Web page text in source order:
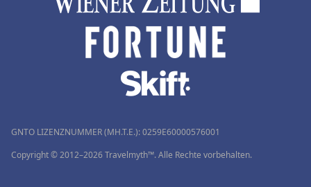
GNTO LIZENZNUMMER (MH.T.E.): 0259Ε60000576001
Copyright © 2012–2026 Travelmyth™. Alle Rechte vorbehalten.